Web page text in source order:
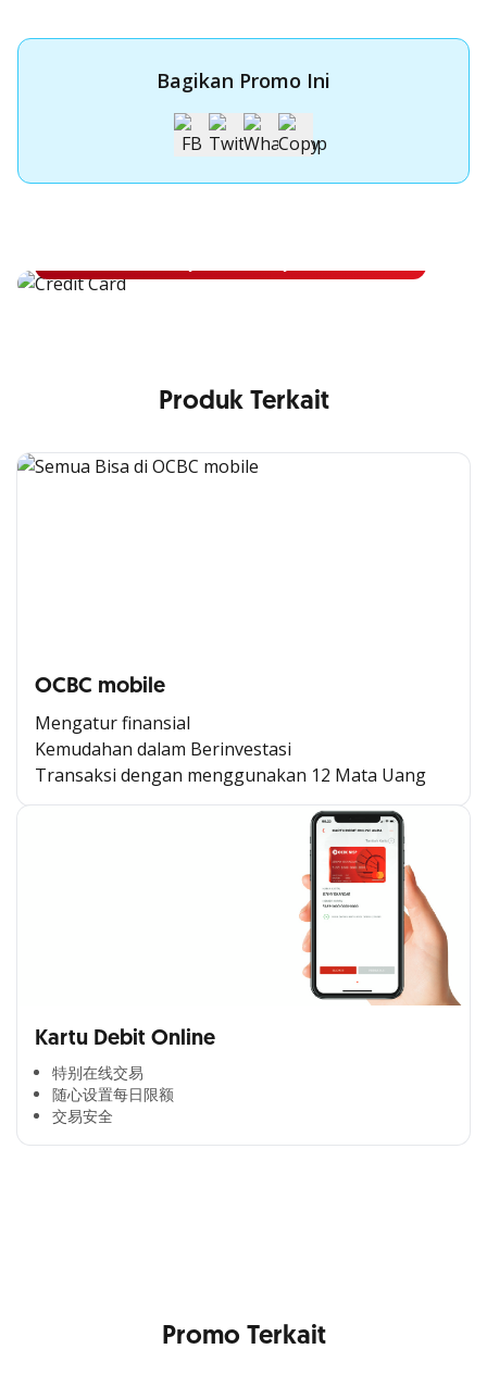
Bagikan Promo Ini
Apply Kartu Kredit OCBC NISP
Produk Terkait
OCBC mobile
Mengatur finansial
Kemudahan dalam Berinvestasi
Transaksi dengan menggunakan 12 Mata Uang
Kartu Debit Online
特别在线交易​
随心设置每日限额​
交易安全​
Cross Selling Banner Global
Promo Terkait